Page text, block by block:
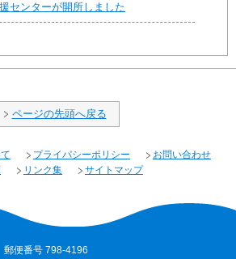
センターが開所しました
ページの先頭へ戻る
プライバシーポリシー
お問い合わせ
リンク集 サイトマップ
郵便番号 798-4196